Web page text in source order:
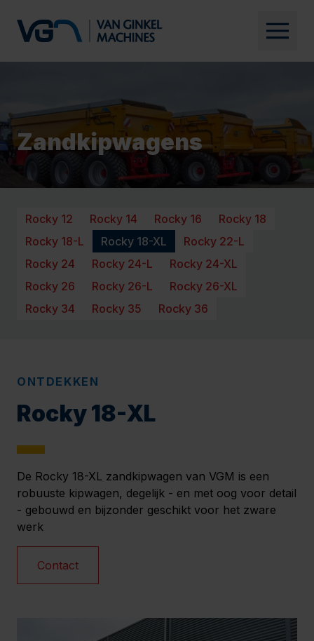
Zandkipwagens
Rocky 12 Rocky 14 Rocky 16
Rocky 18
Rocky 18-L
Rocky 18-XL
Rocky 22-L
Rocky 24
Rocky 24-L
Rocky 24-XL
Rocky 26
Rocky 26-L
Rocky 26-XL
Rocky 34
Rocky 35 Rocky 36
ONTDEKKEN
Rocky 18-XL
De Rocky 18-XL zandkipwagen van VGM is een
robuuste kipwagen, degelijk - en met oog voor detail
- gebouwd en bijzonder geschikt voor het zware
werk
Contact